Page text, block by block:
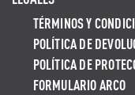
TÉRMINOS Y
POLÍTICA DE
POLÍTICA DE
FORMULARIO ARCO